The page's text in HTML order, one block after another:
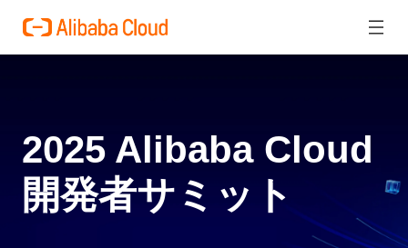
2025 Alibaba Cloud
開発者サミット